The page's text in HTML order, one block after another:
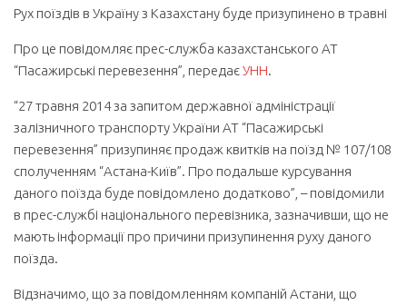
Рух поїздів в Україну з Казахстану буде призупинено в травні
Про це повідомляє прес-служба казахстанського АТ
“Пасажирські перевезення”, передаєУНН.
“27 травня 2014 за запитом державної адміністрації
залізничного транспорту України АТ “Пасажирські
перевезення” призупиняє продаж квитків на поїзд № 107/108
сполученням “Астана-Київ”. Про подальше курсування
даного поїзда буде повідомлено додатково”, – повідомили
в прес-службі національного перевізника, зазначивши, що не
мають інформації про причини призупинення руху даного
поїзда.
Відзначимо, що за повідомленням компаній Астани, що